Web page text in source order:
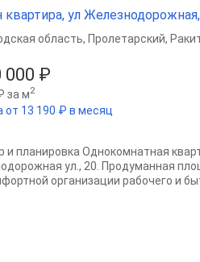
ул
000 ₽
за м2
от 13 190 ₽ в месяц
область, Пролетарский,
и планировка Однокомнатная
ул., 20. Продуманная
организации рабочего и